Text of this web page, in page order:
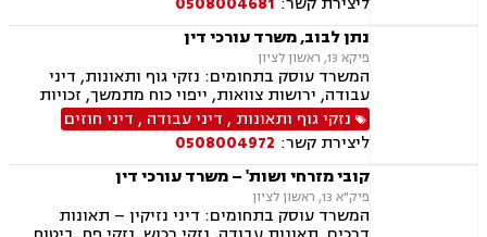
גוף ותאונות, תאונות דרכים, תאונות ספורט, תאונות
תלמידים,
נתן לבוב, משרד עורכי דין
פיקא 13, ראשון לציון
המשרד עוסק בתחומים: נזקי גוף ותאונות, דיני
עבודה, ירושות צוואות, ייפוי כוח מתמשך, זכויות
נשים בהריון ,לשון הרע
נזקי גוף ותאונות , דיני עבודה , דיני חוזים
ליצירת קשר: 0508004972
קובי מזרחי ושות' – משרד עורכי דין
פיק"א 13, ראשון לציון
המשרד עוסק בתחומים: דיני נזיקין – תאונות